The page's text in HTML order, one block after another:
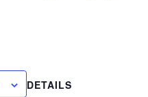
DETAILS